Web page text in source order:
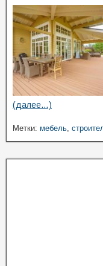
(далее…)
Метки: мебель,